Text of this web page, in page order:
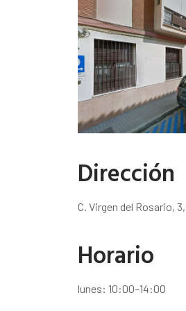
Dirección
C. Virgen del Rosario,
Horario
lunes: 10:00–14:00